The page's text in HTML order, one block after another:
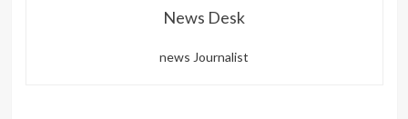
News Desk
news Journalist